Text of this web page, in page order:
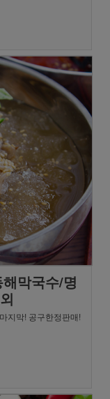
막국수/명
지막! 공구한정판매!